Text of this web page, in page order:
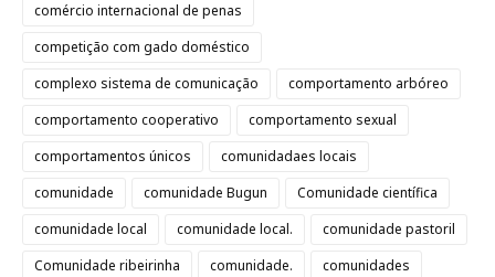
comércio internacional de penas
competição com gado doméstico
complexo sistema de comunicação
comportamento arbóreo
comportamento cooperativo
comportamento sexual
comportamentos únicos
comunidadaes locais
comunidade
comunidade Bugun
Comunidade científica
comunidade local
comunidade local.
comunidade pastoril
Comunidade ribeirinha
comunidade.
comunidades